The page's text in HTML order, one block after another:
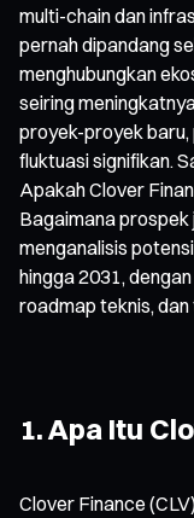
multi-chain dan
pernah dipandang
menghubungkan
seiring
proyek-proyek
fluktuasi signifikan.
Apakah Clover
Bagaimana prospek
menganalisis
hingga 2031,
roadmap teknis,
1. Apa Itu
Clover Finance